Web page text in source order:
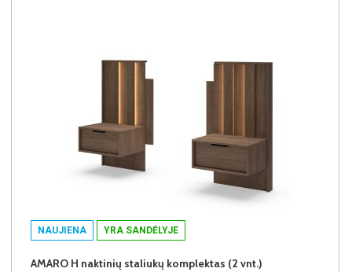
NAUJIENA YRA SANDĖLYJE
AMARO H naktinių staliukų komplektas (2 vnt.)